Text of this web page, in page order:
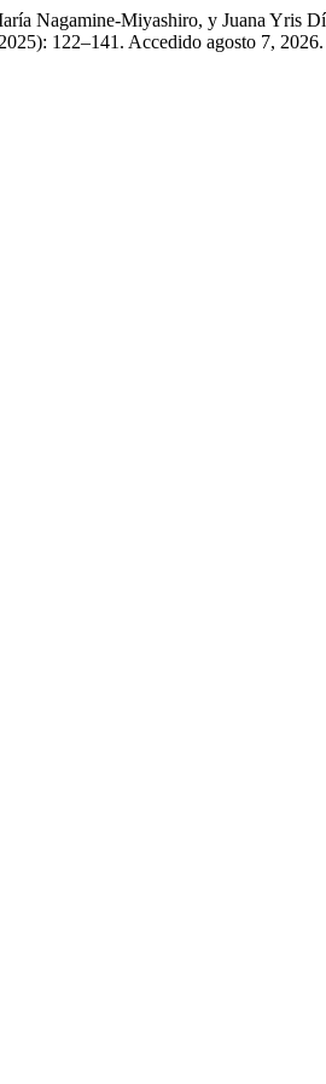
Nagamine-Miyashiro, y Juana Yris
122–141. Accedido agosto 7,